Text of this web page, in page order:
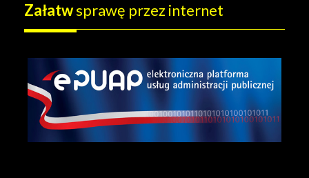
Załatwsprawę przez internet